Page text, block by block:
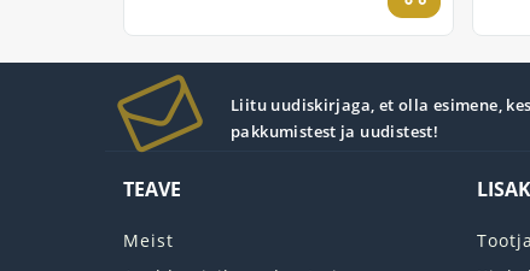
Liitu uudiskirjaga, et olla esimene,
pakkumistest ja uudistest!
TEAVE
Meist